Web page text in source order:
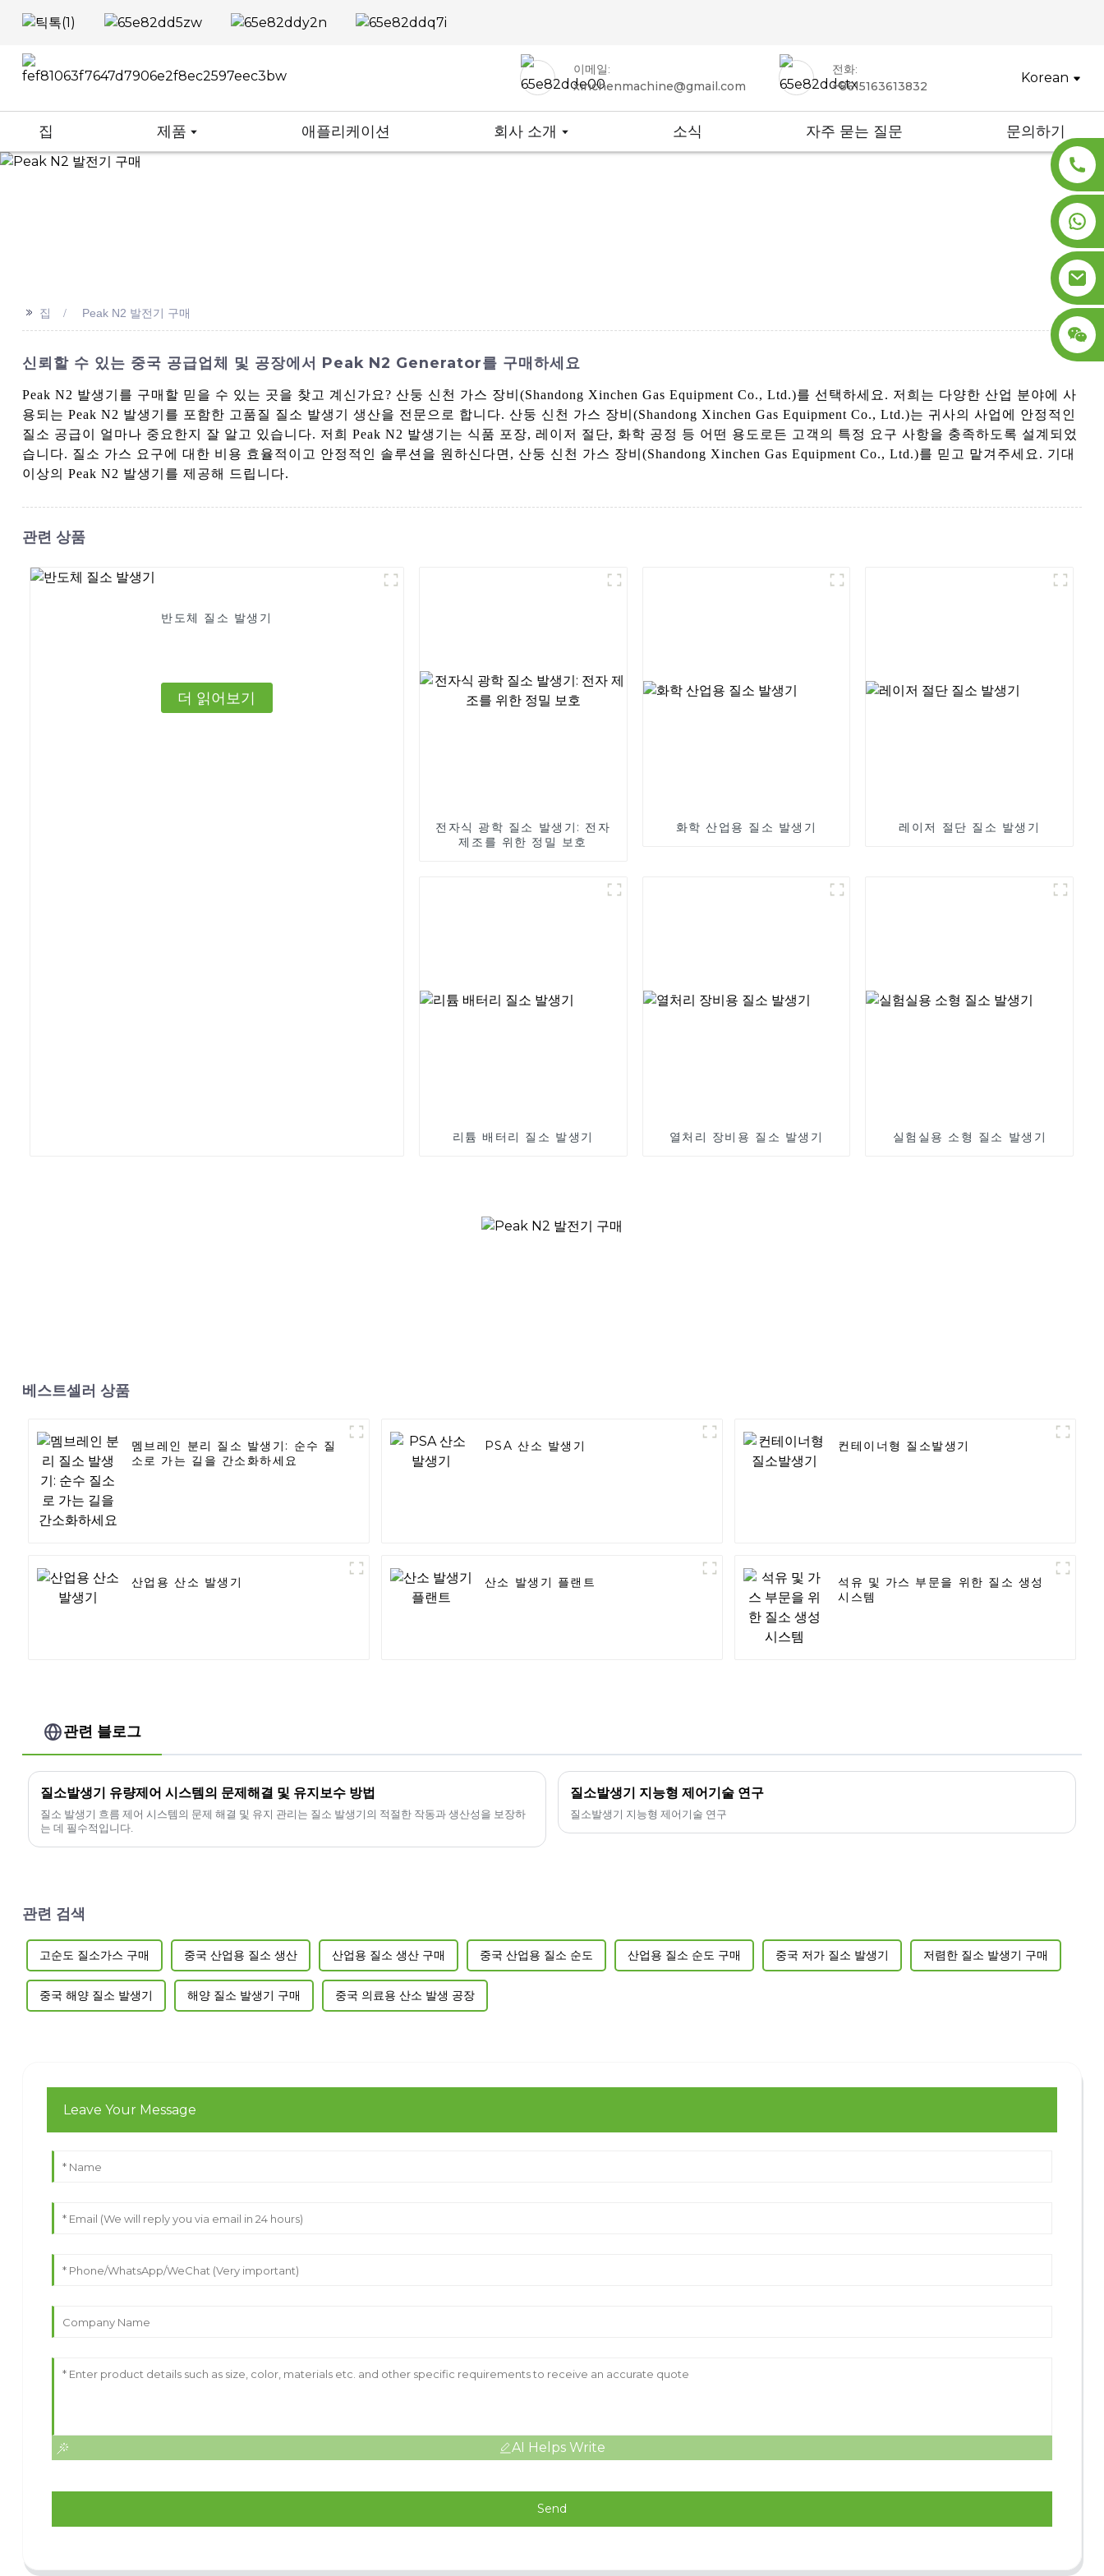
이메일:
xinchenmachine@gmail.com
전화:
+8615163613832
Korean
집 제품 애플리케이션 회사 소개 소식 자주 묻는 질문 문의하기
>> 집 Peak N2 발전기 구매
신뢰할 수 있는 중국 공급업체 및 공장에서 Peak N2 Generator를 구매하세요
Peak N2 발생기를 구매할 믿을 수 있는 곳을 찾고 계신가요? 산둥 신천 가스 장비(Shandong Xinchen Gas Equipment Co., Ltd.)를 선택하세요. 저희는 다양한 산업 분야에 사
용되는 Peak N2 발생기를 포함한 고품질 질소 발생기 생산을 전문으로 합니다. 산둥 신천 가스 장비(Shandong Xinchen Gas Equipment Co., Ltd.)는 귀사의 사업에 안정적인
질소 공급이 얼마나 중요한지 잘 알고 있습니다. 저희 Peak N2 발생기는 식품 포장, 레이저 절단, 화학 공정 등 어떤 용도로든 고객의 특정 요구 사항을 충족하도록 설계되었
습니다. 질소 가스 요구에 대한 비용 효율적이고 안정적인 솔루션을 원하신다면, 산둥 신천 가스 장비(Shandong Xinchen Gas Equipment Co., Ltd.)를 믿고 맡겨주세요. 기대
이상의 Peak N2 발생기를 제공해 드립니다.
관련 상품
반도체 질소 발생기
더 읽어보기
전자식 광학 질소 발생기: 전자
제조를 위한 정밀 보호
화학 산업용 질소 발생기 레이저 절단 질소 발생기
리튬 배터리 질소 발생기 열처리 장비용 질소 발생기 실험실용 소형 질소 발생기
베스트셀러 상품
멤브레인 분리 질소 발생기: 순수 질
소로 가는 길을 간소화하세요
PSA 산소 발생기 컨테이너형 질소발생기
산업용 산소 발생기 산소 발생기 플랜트
석유 및 가스 부문을 위한 질소 생성
시스템
관련 블로그
질소발생기 유량제어 시스템의 문제해결 및 유지보수 방법
질소 발생기 흐름 제어 시스템의 문제 해결 및 유지 관리는 질소 발생기의 적절한 작동과 생산성을 보장하
는 데 필수적입니다.
질소발생기 지능형 제어기술 연구
질소발생기 지능형 제어기술 연구
관련 검색
고순도 질소가스 구매 중국 산업용 질소 생산 산업용 질소 생산 구매 중국 산업용 질소 순도 산업용 질소 순도 구매 중국 저가 질소 발생기 저렴한 질소 발생기 구매
중국 해양 질소 발생기 해양 질소 발생기 구매 중국 의료용 산소 발생 공장
Leave Your Message
AI Helps Write
Send